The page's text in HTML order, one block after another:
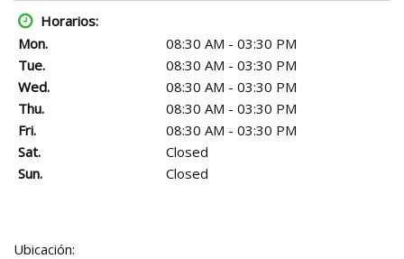
Horarios:
Mon.
08:30 AM - 03:30 PM
Tue.
08:30 AM - 03:30 PM
Wed.
08:30 AM - 03:30 PM
Thu.
08:30 AM - 03:30 PM
Fri.
08:30 AM - 03:30 PM
Sat.
Closed
Sun.
Closed
Ubicación: